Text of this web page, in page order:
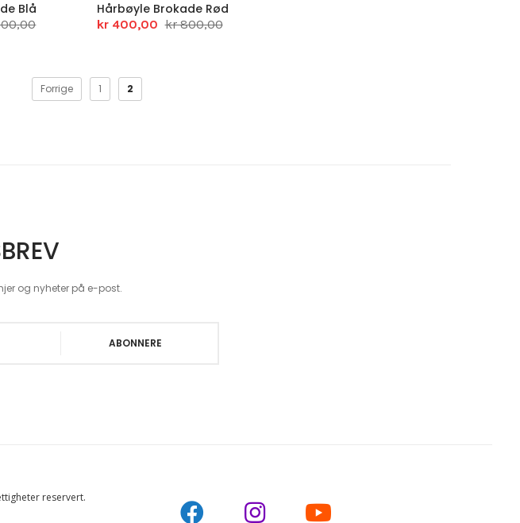
Blå Hårbøyle Brokade Rød
kr 400,00 kr 800,00
Forrige 1 2
og nyheter på e-post.
ABONNERE
reservert.